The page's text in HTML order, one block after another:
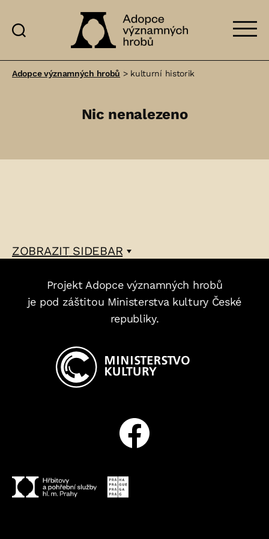
významných
Adopce významných hrobů > kulturní historik
Nic nenalezeno
ZOBRAZITSIDEBAR
Projekt Adopce významných hrobů
je pod záštitou Ministerstva kultury České
republiky.
Facebook